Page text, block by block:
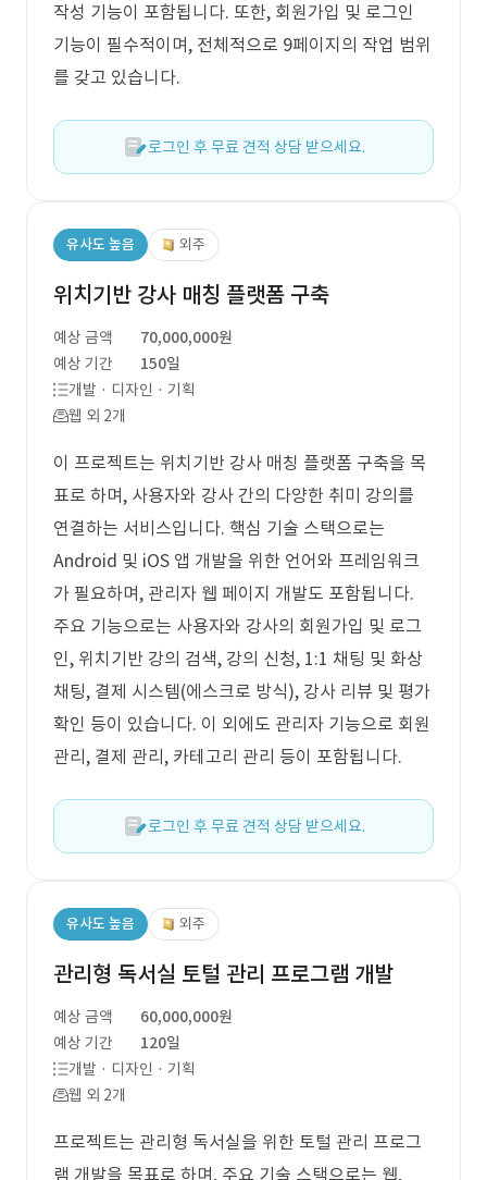
작성 기능이 포함됩니다. 또한, 회원가입 및 로그인
기능이 필수적이며, 전체적으로 9페이지의 작업 범위
를 갖고 있습니다.
로그인 후 무료 견적 상담 받으세요.
유사도 높음 외주
위치기반 강사 매칭 플랫폼 구축
예상 금액
70,000,000원
예상 기간
150일
개발 · 디자인 · 기획
웹 외 2개
이 프로젝트는 위치기반 강사 매칭 플랫폼 구축을 목
표로 하며, 사용자와 강사 간의 다양한 취미 강의를
연결하는 서비스입니다. 핵심 기술 스택으로는
Android 및 iOS 앱 개발을 위한 언어와 프레임워크
가 필요하며, 관리자 웹 페이지 개발도 포함됩니다.
주요 기능으로는 사용자와 강사의 회원가입 및 로그
인, 위치기반 강의 검색, 강의 신청, 1:1 채팅 및 화상
채팅, 결제 시스템(에스크로 방식), 강사 리뷰 및 평가
확인 등이 있습니다. 이 외에도 관리자 기능으로 회원
관리, 결제 관리, 카테고리 관리 등이 포함됩니다.
로그인 후 무료 견적 상담 받으세요.
유사도 높음 외주
관리형 독서실 토털 관리 프로그램 개발
예상 금액
60,000,000원
예상 기간
120일
개발 · 디자인 · 기획
웹 외 2개
프로젝트는 관리형 독서실을 위한 토털 관리 프로그
램 개발을 목표로 하며, 주요 기술 스택으로는 웹,